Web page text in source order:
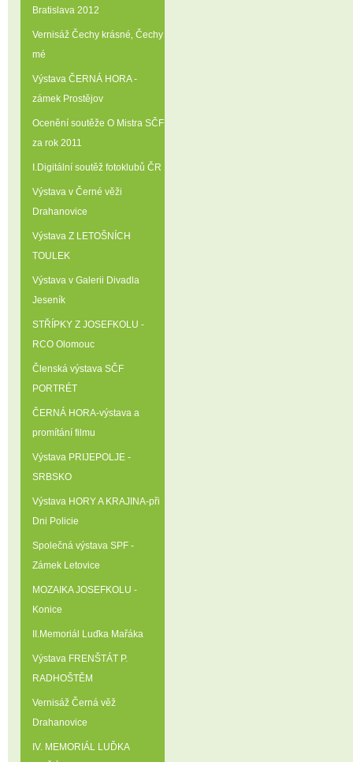
Bratislava 2012
Vernisáž Čechy krásné‚ Čechy
mé
Výstava ČERNÁ HORA -
zámek Prostějov
Ocenění soutěže O Mistra SČF
za rok 2011
I.Digitální soutěž fotoklubů ČR
Výstava v Černé věži
Drahanovice
Výstava Z LETOŠNÍCH
TOULEK
Výstava v Galerii Divadla
Jeseník
STŘÍPKY Z JOSEFKOLU -
RCO Olomouc
Členská výstava SČF
PORTRÉT
ČERNÁ HORA-výstava a
promítání filmu
Výstava PRIJEPOLJE -
SRBSKO
Výstava HORY A KRAJINA-při
Dni Policie
Společná výstava SPF -
Zámek Letovice
MOZAIKA JOSEFKOLU -
Konice
II.Memoriál Luďka Mařáka
Výstava FRENŠTÁT P.
RADHOŠTĚM
Vernisáž Černá věž
Drahanovice
IV. MEMORIÁL LUĎKA